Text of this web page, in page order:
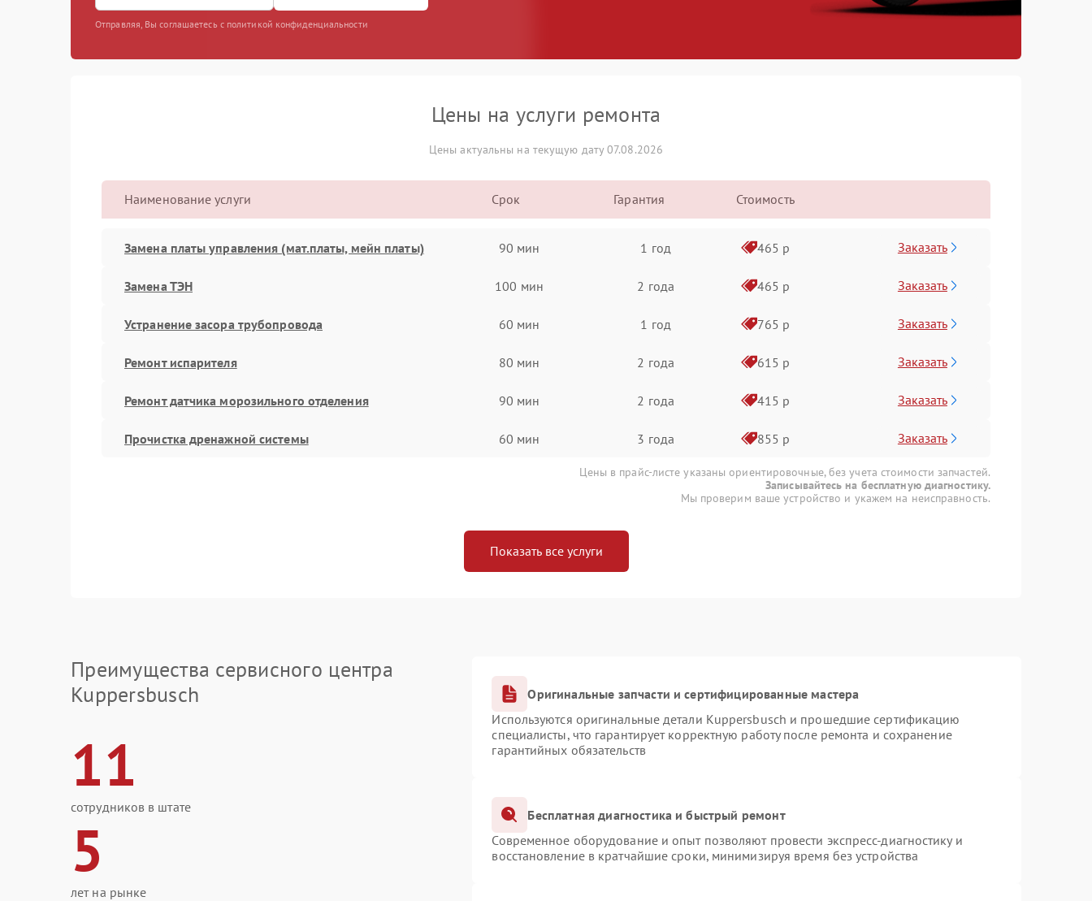
Отправляя, Вы соглашаетесь с политикой конфиденциальности
Цены на услуги ремонта
Цены актуальны на текущую дату 07.08.2026
Наименование услуги Срок Гарантия Стоимость
Замена платы управления (мат.платы, мейн платы) 90 мин 1 год 465 р Заказать
Замена ТЭН 100 мин 2 года 465 р Заказать
Устранение засора трубопровода 60 мин 1 год 765 р Заказать
Ремонт испарителя 80 мин 2 года 615 р Заказать
Ремонт датчика морозильного отделения 90 мин 2 года 415 р Заказать
Прочистка дренажной системы 60 мин 3 года 855 р Заказать
Цены в прайс-листе указаны ориентировочные, без учета стоимости запчастей.
Записывайтесь на бесплатную диагностику.
Мы проверим ваше устройство и укажем на неисправность.
Показать все услуги
Преимущества сервисного центра
Kuppersbusch
11
сотрудников в штате
5
лет на рынке
Оригинальные запчасти и сертифицированные мастера
Используются оригинальные детали Kuppersbusch и прошедшие сертификацию
специалисты, что гарантирует корректную работу после ремонта и сохранение
гарантийных обязательств
Бесплатная диагностика и быстрый ремонт
Современное оборудование и опыт позволяют провести экспресс-диагностику и
восстановление в кратчайшие сроки, минимизируя время без устройства